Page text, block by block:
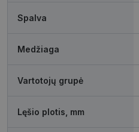
Spalva
Medžiaga
Vartotojų grupė
Lęšio plotis, mm